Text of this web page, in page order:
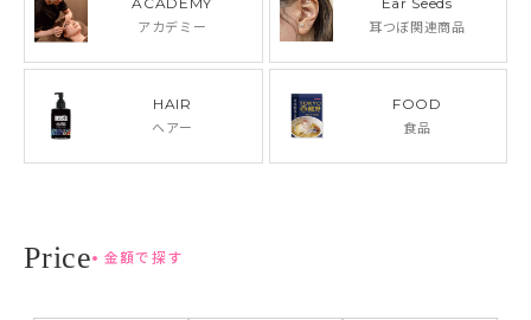
アカデミー 耳つぼ関連商品
HAIR
ヘアー
FOOD
食品
金額で探す